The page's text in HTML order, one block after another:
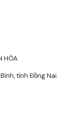
HÒA
tỉnh Đồng Nai.